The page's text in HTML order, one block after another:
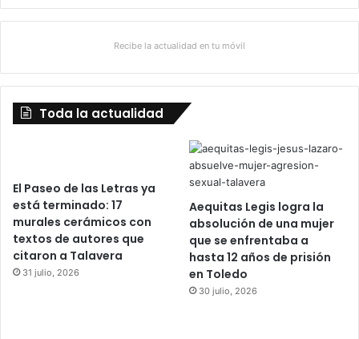
Recibe la actualidad en tu móvil
Toda la actualidad
El Paseo de las Letras ya
está terminado: 17
murales cerámicos con
textos de autores que
citaron a Talavera
31 julio, 2026
Aequitas Legis logra la
absolución de una mujer
que se enfrentaba a
hasta 12 años de prisión
en Toledo
30 julio, 2026